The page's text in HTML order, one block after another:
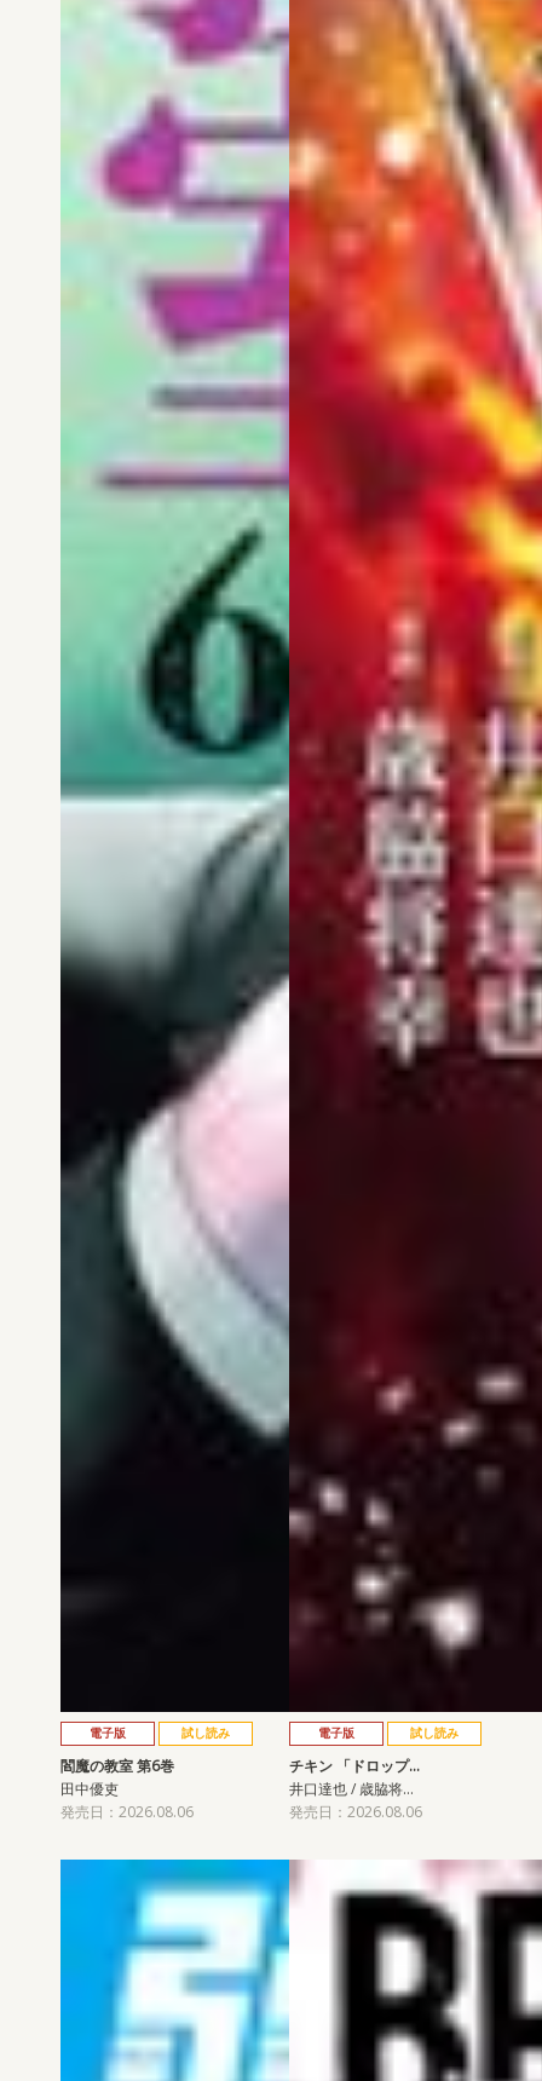
電子版 試し読み
閻魔の教室 第6巻
田中優吏
発売日：2026.08.06
電子版 試し読み
チキン 「ドロップ…
井口達也 / 歳脇将…
発売日：2026.08.06